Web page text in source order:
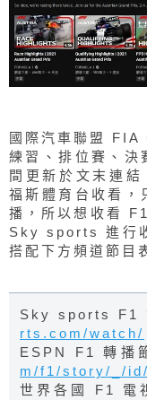
國際汽車聯盟 FIA
練習、排位賽、決
間更新於文末連
福斯體育台收看，
播，所以想收看
Sky sports 進行
搭配下方頻道節目
Sky sports F1
rts.com/watch/
ESPN F1 轉播
m/f1/story/_/
世界各國 F1 電